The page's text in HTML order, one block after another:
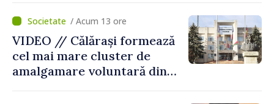
control vamal cu un scanner
performant/ Acum 13 ore
VIDEO // Călărași formează
cel mai mare cluster de
amalgamare voluntară din